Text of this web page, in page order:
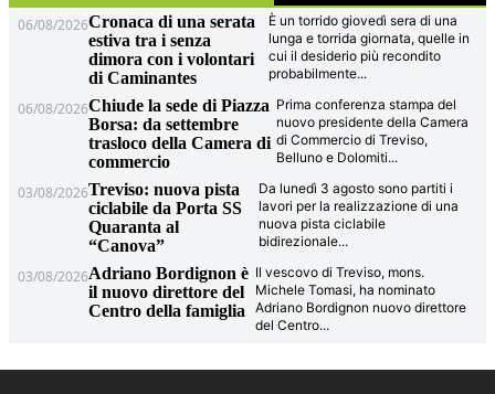
06/08/2026Cronaca di una serata
estiva tra i senza
dimora con i volontari
di Caminantes
È un torrido giovedì sera di una
lunga e torrida giornata, quelle in
cui il desiderio più recondito
probabilmente...
06/08/2026Chiude la sede di Piazza
Borsa: da settembre
trasloco della Camera di
commercio
Prima conferenza stampa del
nuovo presidente della Camera
di Commercio di Treviso,
Belluno e Dolomiti...
03/08/2026Treviso: nuova pista
ciclabile da Porta SS
Quaranta al
“Canova”
Da lunedì 3 agosto sono partiti i
lavori per la realizzazione di una
nuova pista ciclabile
bidirezionale...
03/08/2026Adriano Bordignon è
il nuovo direttore del
Centro della famiglia
Il vescovo di Treviso, mons.
Michele Tomasi, ha nominato
Adriano Bordignon nuovo direttore
del Centro...